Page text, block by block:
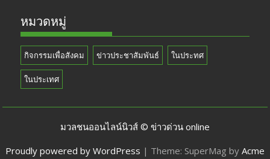
หมวดหมู่
กิจกรรมเพื่อสังคม ข่าวประชาสัมพันธ์ ในประทศ
ในประเทศ
มวลชนออนไลน์นิวส์ © ข่าวด่วน online
Proudly powered by WordPress | Theme: SuperMag by Acme